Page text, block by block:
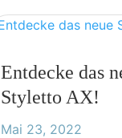
Entdecke das
Styletto AX!
Mai 23, 2022